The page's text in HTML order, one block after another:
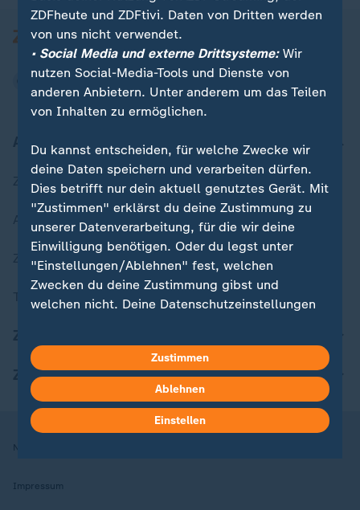
Aktuell bei ZDFheute
Zuletzt veröffentlicht
Aktuelle Sendungs-Videos
ZDFheute Stories
Themen im Überblick
ZDFheute Apps
Nutzungsbedingungen
Impressum
ZDFheute und ZDFtivi. Daten von Dritten werden
von uns nicht verwendet.
• Social Media und externe Drittsysteme:Wir
nutzen Social-Media-Tools und Dienste von
anderen Anbietern. Unter anderem um das Teilen
von Inhalten zu ermöglichen.
Du kannst entscheiden, für welche Zwecke wir
deine Daten speichern und verarbeiten dürfen.
Dies betrifft nur dein aktuell genutztes Gerät. Mit
"Zustimmen" erklärst du deine Zustimmung zu
unserer Datenverarbeitung, für die wir deine
Einwilligung benötigen. Oder du legst unter
"Einstellungen/Ablehnen" fest, welchen
Zwecken du deine Zustimmung gibst und
welchen nicht. Deine Datenschutzeinstellungen
in deinen Einstellungen widerrufen oder ändern.
Hier findest du das Impressum.
Weitere Informationen findest du in unserer
Datenschutzerklärung.
Zustimmen
Ablehnen
Einstellen